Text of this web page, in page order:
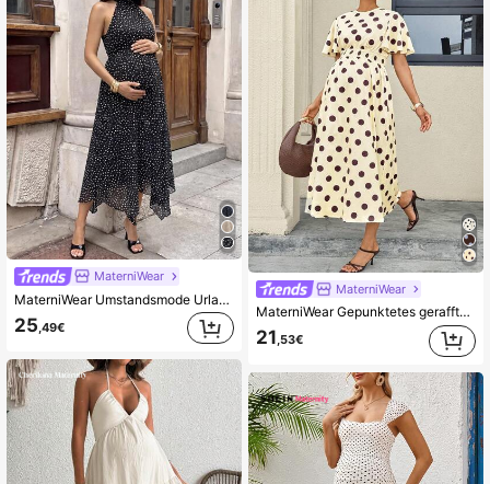
MaterniWear
MaterniWear Umstandsmode Urlaubskleid mit asymmetrischem Saum, modisches Neckholder-Kleid mit Allover-Muster
25 ,49€
MaterniWear
MaterniWear Gepunktetes gerafftes Casual-Kleid für schwangere Frauen, geeignet für Zusammenkünfte und Ausflüge
21,53€